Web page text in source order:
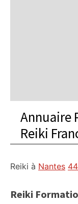
Annuaire
Reiki
Reiki à Nantes
Reiki